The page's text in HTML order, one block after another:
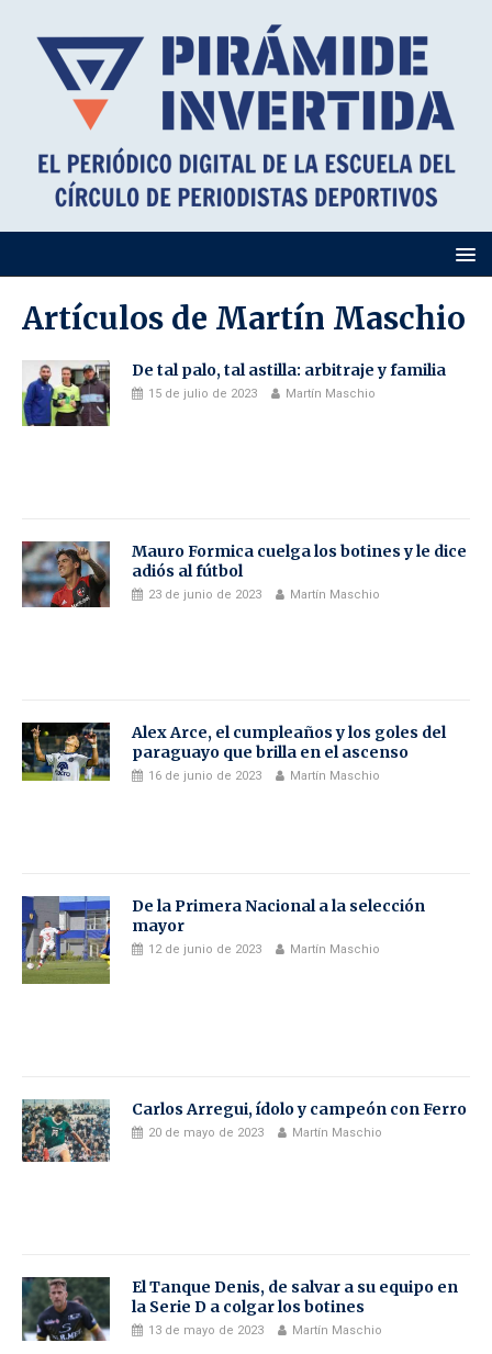
Artículos de Martín Maschio
De tal palo, tal astilla: arbitraje y familia
15 de julio de 2023 Martín Maschio
Mauro Formica cuelga los botines y le dice
adiós al fútbol
23 de junio de 2023 Martín Maschio
Alex Arce, el cumpleaños y los goles del
paraguayo que brilla en el ascenso
16 de junio de 2023 Martín Maschio
De la Primera Nacional a la selección
mayor
12 de junio de 2023 Martín Maschio
Carlos Arregui, ídolo y campeón con Ferro
20 de mayo de 2023 Martín Maschio
El Tanque Denis, de salvar a su equipo en
la Serie D a colgar los botines
13 de mayo de 2023 Martín Maschio